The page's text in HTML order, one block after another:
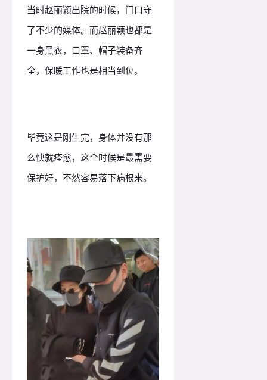
当时赵丽颖出院的时候，门口守
了不少的媒体。而赵丽颖也都是
一身黑衣，口罩、帽子装备齐
全，保暖工作也是相当到位。
毕竟这是刚生完，身体并没有那
么快就痊愈，这个时候是最需要
保护好，不然容易落下病根来。